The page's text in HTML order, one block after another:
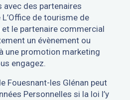
avec des partenaires
de tourisme de
et le partenaire commercial
un évènement ou
une promotion marketing
engagez.
Fouesnant-les Glénan peut
Personnelles si la loi l’y